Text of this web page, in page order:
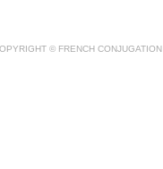
© FRENCH CONJUGATION